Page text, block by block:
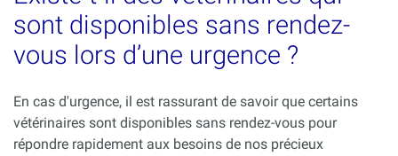
sont disponibles sans rendez-
vous lors d’une urgence ?
En cas d'urgence, il est rassurant de savoir que certains
vétérinaires sont disponibles sans rendez-vous pour
répondre rapidement aux besoins de nos précieux